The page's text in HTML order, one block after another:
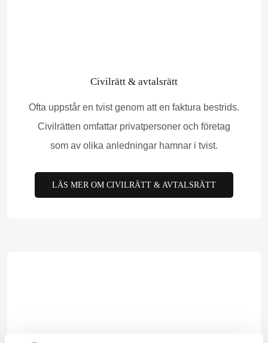
Civilrätt & avtalsrätt
Ofta uppstår en tvist genom att en faktura bestrids.
Civilrätten omfattar privatpersoner och företag
som av olika anledningar hamnar i tvist.
LÄS MER OM CIVILRÄTT & AVTALSRÄTT